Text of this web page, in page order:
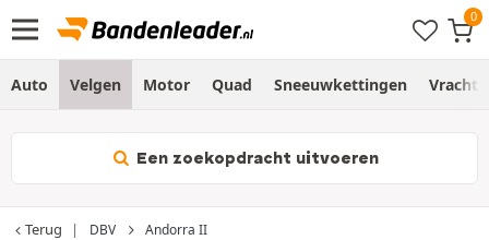
Auto Velgen Motor Quad Sneeuwkettingen
Een zoekopdracht uitvoeren
Terug DBV Andorra II